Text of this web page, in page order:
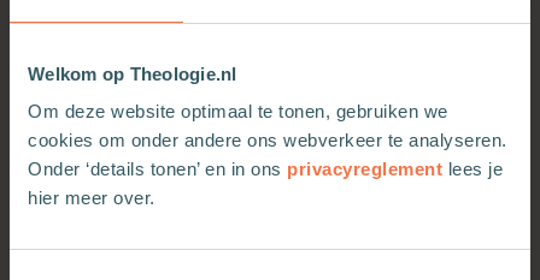
Welkom op Theologie.nl
Om deze website optimaal te tonen, gebruiken we
cookies om onder andere ons webverkeer te analyseren.
Onder ‘details tonen’ en in ons privacyreglement lees je
hier meer over.
werkelijk bent
Meer van deze auteur